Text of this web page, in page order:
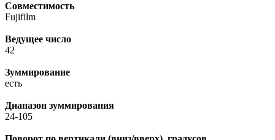
Совместимость
Fujifilm
Ведущее число
42
Зуммирование
есть
Диапазон зуммирования
24-105